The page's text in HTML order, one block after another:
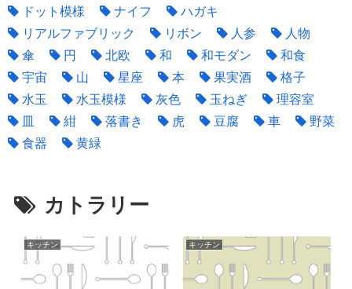
ドット模様
ナイフ
ハガキ
リアルファブリック
リボン 人参
人物
傘
円 北欧 和 和モダン
和食
宇宙
山 星座 本 果実酒
格子
水玉
水玉模様 灰色 玉ねぎ
理容室
皿
紺 落書き 虎 豆腐 車
野菜
食器
黄緑
カトラリー
キッチン キッチン